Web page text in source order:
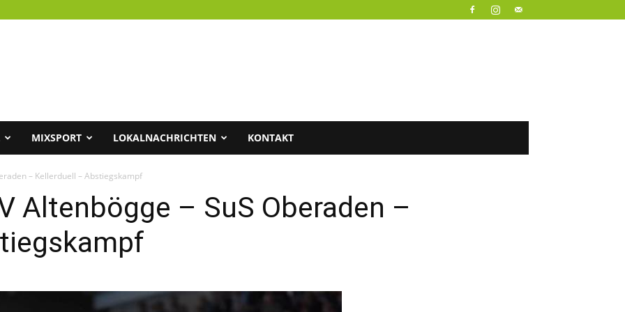
MIXSPORT LOKALNACHRICHTEN KONTAKT
– Kellerduell – Abstiegskampf
Altenbögge – SuS Oberaden –